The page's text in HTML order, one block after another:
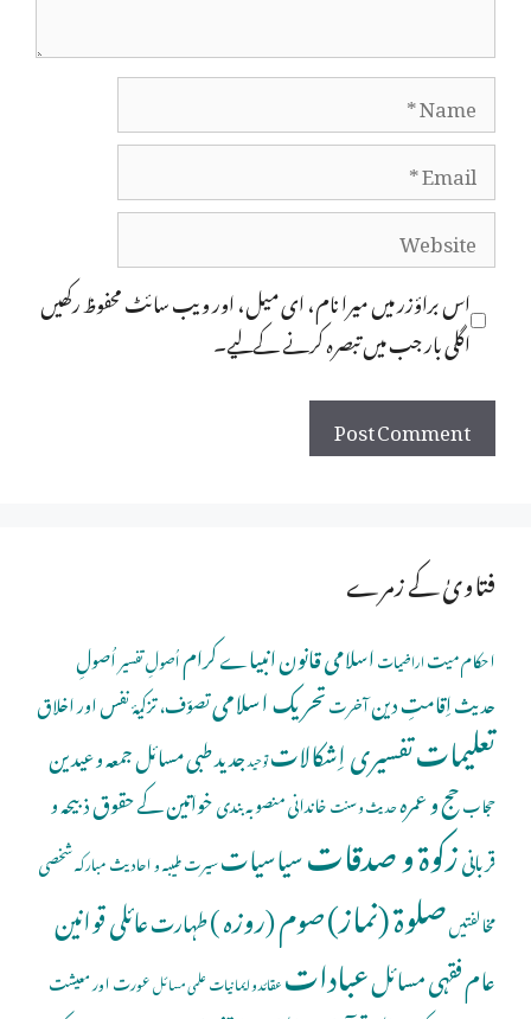
Name
Email
Website
اس براؤزر میں میرا نام، ای میل، اور ویب سائٹ محفوظ رکھیں
اگلی بار جب میں تبصرہ کرنے کےلیے۔
فتاویٰ کے زمرے
احکام میتاراضیاتاسلامی قانونانبیاے کراماُصولِ تفسیراُصولِ
حدیثاِقامتِ دینآخرتتحریک اسلامیتصوّف، تزکیۂ نفس اور اخلاق
تعلیماتتفسیری اِشکالاتتوحیدجدید طبی مسائلجمعہ و عیدین
حجابحج و عمرہحدیث و سنتخاندانی منصوبہ بندیخواتین کے حقوقذبیحہ و
قربانیزکوۃ و صدقاتسیاسیاتسیرت طیبہ و احادیث مبارکہشخصی
مخالفتیںصلوة (نماز)صوم (روزہ )طہارتعائلی قوانین
عام فقہی مسائلعباداتعقائد و ایمانیاتعلمی مسائلعورت اور معیشت